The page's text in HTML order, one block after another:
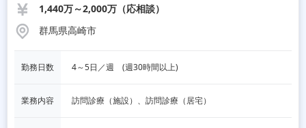
1,440万～2,000万（応相談）
群馬県高崎市
勤務日数 4～5日／週　(週30時間以上)
業務内容 訪問診療（施設）、訪問診療（居宅）